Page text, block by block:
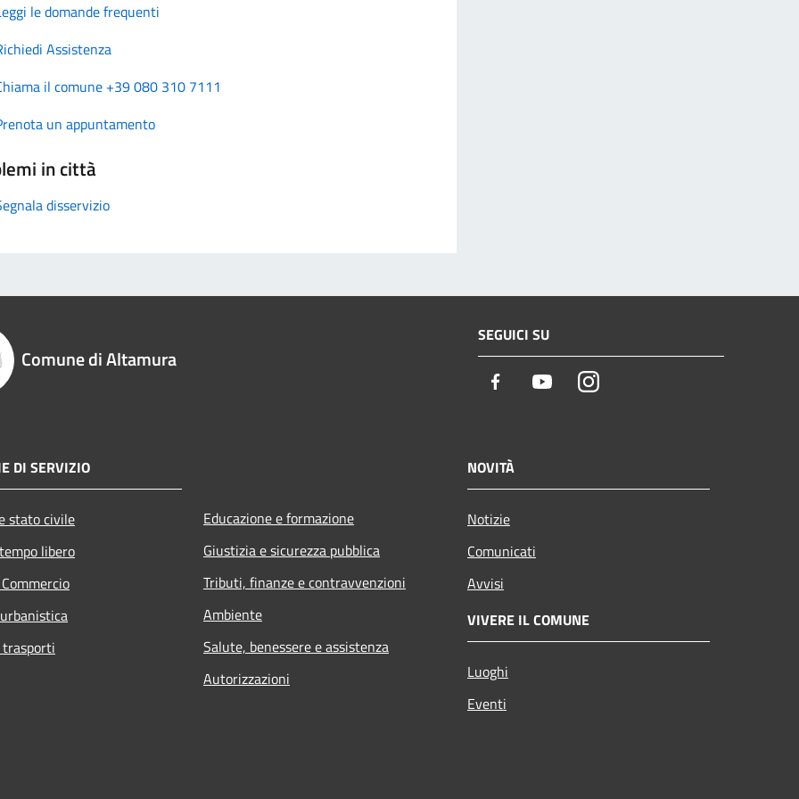
le domande frequenti
Assistenza
il comune +39 080 310 7111
un appuntamento
in città
disservizio
Comune di Altamura
SEGUICI SU
Facebook YoutubeInstagram
DI SERVIZIO
stato civile
libero
Educazione e formazione
Giustizia e sicurezza pubblica
Tributi, finanze e contravvenzioni
Ambiente
Salute, benessere e assistenza
Autorizzazioni
NOVITÀ
Notizie
Comunicati
Avvisi
VIVERE IL COMUNE
Luoghi
Eventi